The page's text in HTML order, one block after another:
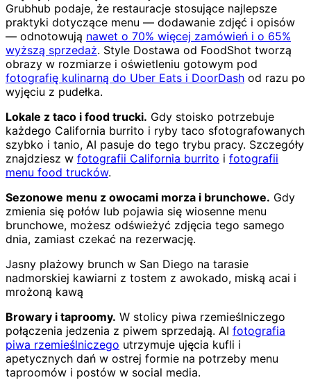
Grubhub podaje, że restauracje stosujące najlepsze
praktyki dotyczące menu — dodawanie zdjęć i opisów
— odnotowują nawet o 70% więcej zamówień i o 65%
wyższą sprzedaż. Style Dostawa od FoodShot tworzą
obrazy w rozmiarze i oświetleniu gotowym pod
fotografię kulinarną do Uber Eats i DoorDash od razu po
wyjęciu z pudełka.
Lokale z taco i food trucki. Gdy stoisko potrzebuje
każdego California burrito i ryby taco sfotografowanych
szybko i tanio, AI pasuje do tego trybu pracy. Szczegóły
znajdziesz w fotografii California burrito i fotografii
menu food trucków.
Sezonowe menu z owocami morza i brunchowe. Gdy
zmienia się połów lub pojawia się wiosenne menu
brunchowe, możesz odświeżyć zdjęcia tego samego
dnia, zamiast czekać na rezerwację.
Jasny plażowy brunch w San Diego na tarasie
nadmorskiej kawiarni z tostem z awokado, miską acai i
mrożoną kawą
Browary i taproomy. W stolicy piwa rzemieślniczego
połączenia jedzenia z piwem sprzedają. AI fotografia
piwa rzemieślniczego utrzymuje ujęcia kufli i
apetycznych dań w ostrej formie na potrzeby menu
taproomów i postów w social media.